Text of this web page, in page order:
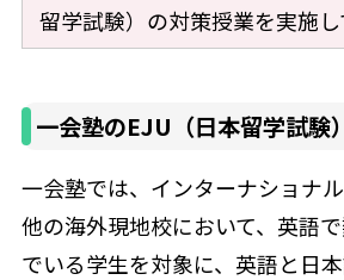
留学試験）の対策授業を実施し
一会塾のEJU（日本留学試験
一会塾では、インターナショナ
他の海外現地校において、英語
でいる学生を対象に、英語と日